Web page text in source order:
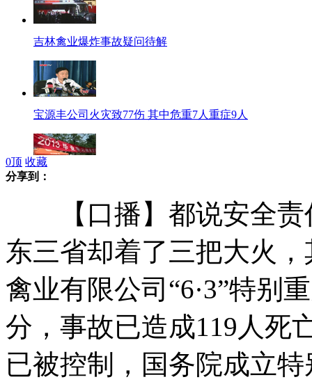
吉林禽业爆炸事故疑问待解
宝源丰公司火灾致77伤 其中危重7人重症9人
日本最新式磁悬浮列车亮相 最高时速500公里
南方降雨范围将扩大 局部将现雷电冰雹天气
0顶 收藏
分享到：
【口播】都说安全责
东三省却着了三把大火
禽业有限公司“6·3”特别
分，事故已造成119人死
已被控制，国务院成立